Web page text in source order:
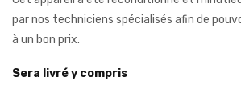
par nos techniciens spécialisés afin de
à un bon prix.
Sera livré y compris